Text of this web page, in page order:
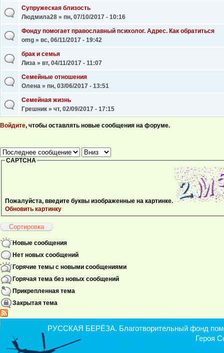
Супружеская близость
Людмила28 » пн, 07/10/2017 - 10:16
Фонду помогает православный психолог. Адрес. Как обратиться
omg » вс, 06/11/2017 - 19:42
брак и семья
Лиза » вт, 04/11/2017 - 11:07
Семейные отношения
Олена » пн, 03/06/2017 - 13:51
Семейная жизнь
Грешник » чт, 02/09/2017 - 17:15
Войдите, чтобы оставлять новые сообщения на форуме.
Страницы
Сортировка по
Сортировка
CAPTCHA
Пожалуйста, введите буквы изображенные на картинке.
Обновить картинку
Новые сообщения
Нет новых сообщений
Горячие темы с новыми сообщениями
Горячая тема без новых сообщений
Прикрепленная тема
Закрытая тема
РУССКАЯ БЕРЁЗА. Благотворительный фонд
Героя